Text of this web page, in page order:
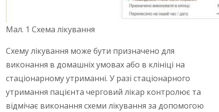
Мал. 1 Схема лікування
Схему лікування може бути призначено для
виконання в домашніх умовах або в клініці на
стаціонарному утриманні. У разі стаціонарного
утримання пацієнта черговий лікар контролює та
відмічає виконання схеми лікування за допомогою